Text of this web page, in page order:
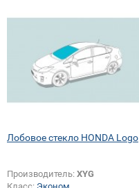
Лобовое стекло HONDA Logo
Производитель: XYG